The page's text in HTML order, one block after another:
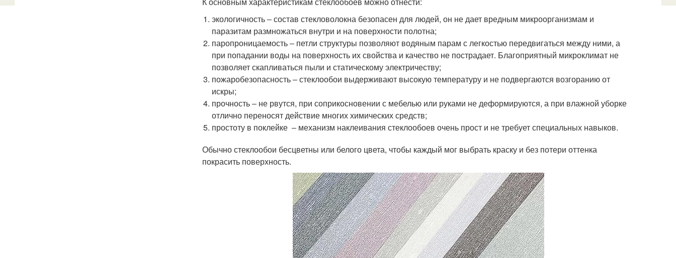
экологичность ‒ состав стекловолокна безопасен для людей, он не дает вредным микроорганизмам и
паразитам размножаться внутри и на поверхности полотна;
паропроницаемость ‒ петли структуры позволяют водяным парам с легкостью передвигаться между ними, а
при попадании воды на поверхность их свойства и качество не пострадает. Благоприятный микроклимат не
позволяет скапливаться пыли и статическому электричеству;
пожаробезопасность ‒ стеклообои выдерживают высокую температуру и не подвергаются возгоранию от
искры;
прочность ‒ не рвутся, при соприкосновении с мебелью или руками не деформируются, а при влажной уборке
отлично переносят действие многих химических средств;
простоту в поклейке ‒ механизм наклеивания стеклообоев очень прост и не требует специальных навыков.
Обычно стеклообои бесцветны или белого цвета, чтобы каждый мог выбрать краску и без потери оттенка
покрасить поверхность.